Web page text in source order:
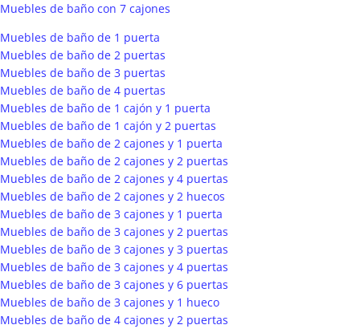
Muebles de baño con 7 cajones
Muebles de baño de 1 puerta
Muebles de baño de 2 puertas
Muebles de baño de 3 puertas
Muebles de baño de 4 puertas
Muebles de baño de 1 cajón y 1 puerta
Muebles de baño de 1 cajón y 2 puertas
Muebles de baño de 2 cajones y 1 puerta
Muebles de baño de 2 cajones y 2 puertas
Muebles de baño de 2 cajones y 4 puertas
Muebles de baño de 2 cajones y 2 huecos
Muebles de baño de 3 cajones y 1 puerta
Muebles de baño de 3 cajones y 2 puertas
Muebles de baño de 3 cajones y 3 puertas
Muebles de baño de 3 cajones y 4 puertas
Muebles de baño de 3 cajones y 6 puertas
Muebles de baño de 3 cajones y 1 hueco
Muebles de baño de 4 cajones y 2 puertas